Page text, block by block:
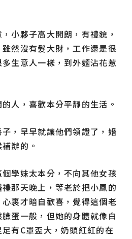
小夥子高大開朗，有禮貌，
然沒有髮大財，工作還是很
生意人一樣，到外麵沾花惹
人，喜歡本分平靜的生活。
，早早就讓他們領證了，婚
辦的。
學妹太本分，不向其他女孩
那天晚上，等老於把小鳳的
裹才暗自歡喜，覺得這個老
蛋一般，但她的身體就像白
有C罩盃大，奶頭紅紅的在